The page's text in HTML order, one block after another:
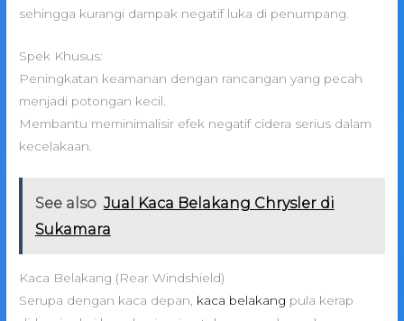
sehingga kurangi dampak negatif luka di penumpang.
Spek Khusus:
Peningkatan keamanan dengan rancangan yang pecah
menjadi potongan kecil.
Membantu meminimalisir efek negatif cidera serius dalam
kecelakaan.
See also Jual Kaca Belakang Chrysler di
Sukamara
Kaca Belakang (Rear Windshield)
Serupa dengan kaca depan, kaca belakang pula kerap